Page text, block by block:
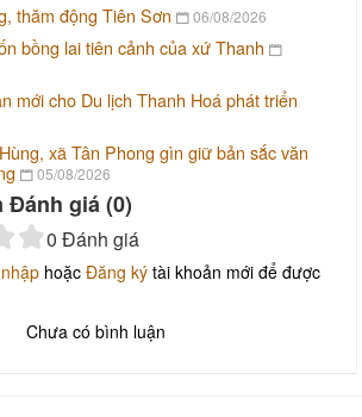
thăm động Tiên Sơn 06/08/2026
bồng lai tiên cảnh của xứ Thanh
mới cho Du lịch Thanh Hoá phát triển
xã Tân Phong gìn giữ bản sắc văn
05/08/2026
Đánh giá (0)
0 Đánh giá
hoặc Đăng ký tài khoản mới để được
Chưa có bình luận